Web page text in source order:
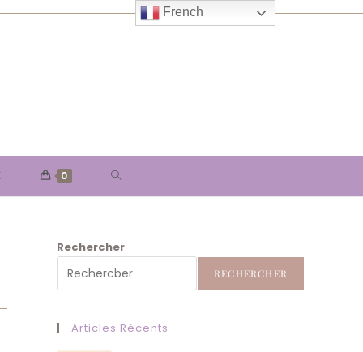
0 TOGGLE
SEARCH
Rechercher
RECHERCHER
Articles Récents
French